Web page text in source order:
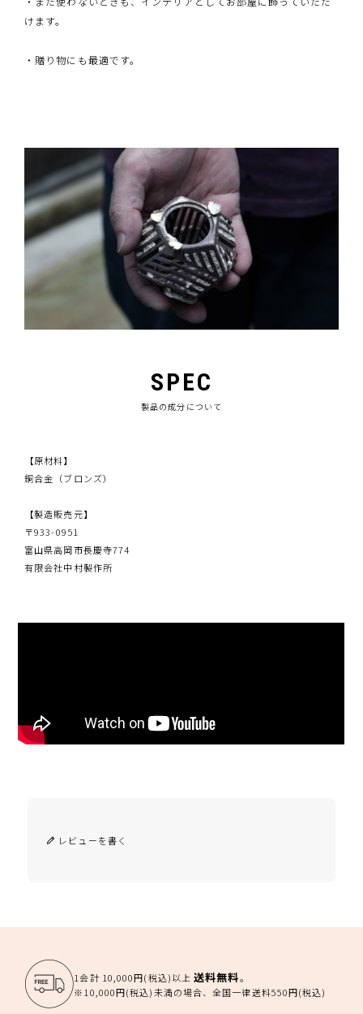
けます。
・贈り物にも最適です。
SPEC
製品の成分について
【原材料】
銅合金（ブロンズ）
【製造販売元】
〒933-0951
富山県高岡市長慶寺774
有限会社中村製作所
レビューを書く
1会計 10,000円(税込)以上送料無料。
※10,000円(税込)未満の場合、全国一律送料550円(税込)